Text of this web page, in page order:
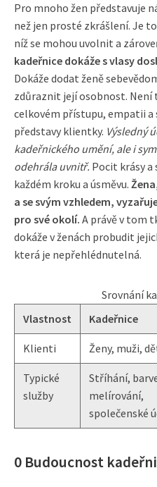
Pro mnoho žen představuje
než jen prosté zkrášlení. Je
níž se mohou uvolnit a
kadeřnice dokáže s vlasy
Dokáže dodat ženě
zdůraznit její osobnost. Není
celkovém přístupu, empatii
představy klientky. Výsledný
kadeřnického umění, ale i
odehrála uvnitř. Pocit krásy a
každém kroku a úsměvu.
a se svým vzhledem,
pro své okolí. A právě v tom
dokáže v ženách probudit
která je nepřehlédnutelná.
Srovnání
Vlastnost
Kadeřnice
Klienti Ženy, muži,
Typické
služby
Stříhání,
melírování,
společenské
0 Budoucnost